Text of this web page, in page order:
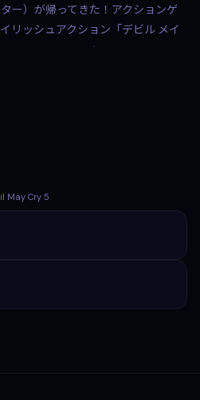
ー）が帰ってきた！アクションゲ
リッシュアクション「デビル メイ
May Cry 5